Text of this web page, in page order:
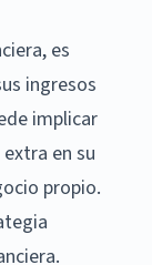
es
ingresos
implicar
en su
propio.